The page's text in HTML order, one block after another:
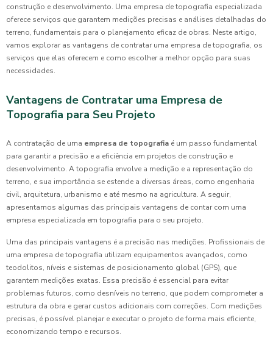
construção e desenvolvimento. Uma empresa de topografia especializada
oferece serviços que garantem medições precisas e análises detalhadas do
terreno, fundamentais para o planejamento eficaz de obras. Neste artigo,
vamos explorar as vantagens de contratar uma empresa de topografia, os
serviços que elas oferecem e como escolher a melhor opção para suas
necessidades.
Vantagens de Contratar uma Empresa de
Topografia para Seu Projeto
A contratação de uma empresa de topografia é um passo fundamental
para garantir a precisão e a eficiência em projetos de construção e
desenvolvimento. A topografia envolve a medição e a representação do
terreno, e sua importância se estende a diversas áreas, como engenharia
civil, arquitetura, urbanismo e até mesmo na agricultura. A seguir,
apresentamos algumas das principais vantagens de contar com uma
empresa especializada em topografia para o seu projeto.
Uma das principais vantagens é a precisão nas medições. Profissionais de
uma empresa de topografia utilizam equipamentos avançados, como
teodolitos, níveis e sistemas de posicionamento global (GPS), que
garantem medições exatas. Essa precisão é essencial para evitar
problemas futuros, como desníveis no terreno, que podem comprometer a
estrutura da obra e gerar custos adicionais com correções. Com medições
precisas, é possível planejar e executar o projeto de forma mais eficiente,
economizando tempo e recursos.